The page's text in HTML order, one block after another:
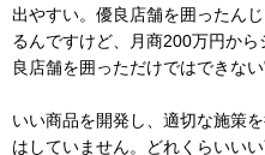
出やすい。優良店舗を囲ったん
るんですけど、月商200万円か
良店舗を囲っただけではできない
いい商品を開発し、適切な施策
はしていません。どれくらいい